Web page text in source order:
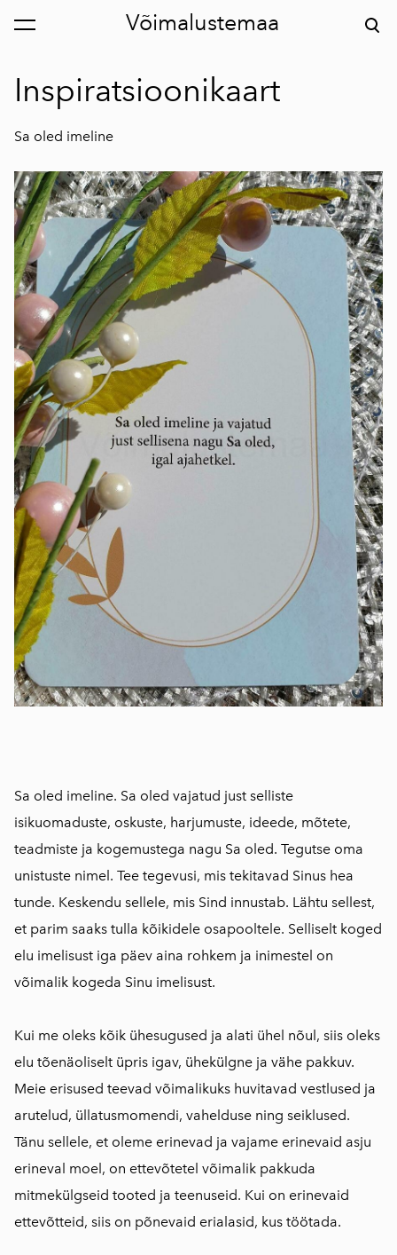
Võimalustemaa
lisati ostukorvi. Vaata ostukorvi
Inspiratsioonikaart
Sa oled imeline
Sa oled imeline. Sa oled vajatud just selliste
isikuomaduste, oskuste, harjumuste, ideede, mõtete,
teadmiste ja kogemustega nagu Sa oled. Tegutse oma
unistuste nimel. Tee tegevusi, mis tekitavad Sinus hea
tunde. Keskendu sellele, mis Sind innustab. Lähtu sellest,
et parim saaks tulla kõikidele osapooltele. Selliselt koged
elu imelisust iga päev aina rohkem ja inimestel on
võimalik kogeda Sinu imelisust.
Kui me oleks kõik ühesugused ja alati ühel nõul, siis oleks
elu tõenäoliselt üpris igav, ühekülgne ja vähe pakkuv.
Meie erisused teevad võimalikuks huvitavad vestlused ja
arutelud, üllatusmomendi, vahelduse ning seiklused.
Tänu sellele, et oleme erinevad ja vajame erinevaid asju
erineval moel, on ettevõtetel võimalik pakkuda
mitmekülgseid tooted ja teenuseid. Kui on erinevaid
ettevõtteid, siis on põnevaid erialasid, kus töötada.